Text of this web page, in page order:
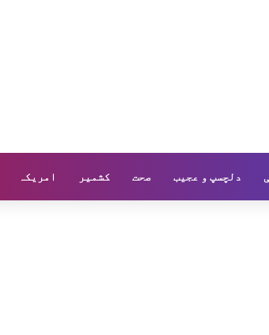
امریکہ کشمیر صحت دلچسپ و عجیب